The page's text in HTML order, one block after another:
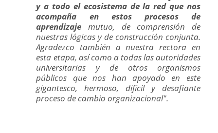
y a todo el ecosistema de la red que nos
acompaña en estos procesos de
aprendizaje mutuo, de comprensión de
nuestras lógicas y de construcción conjunta.
Agradezco también a nuestra rectora en
esta etapa, así como a todas las autoridades
universitarias y de otros organismos
públicos que nos han apoyado en este
gigantesco, hermoso, difícil y desafiante
proceso de cambio organizacional".